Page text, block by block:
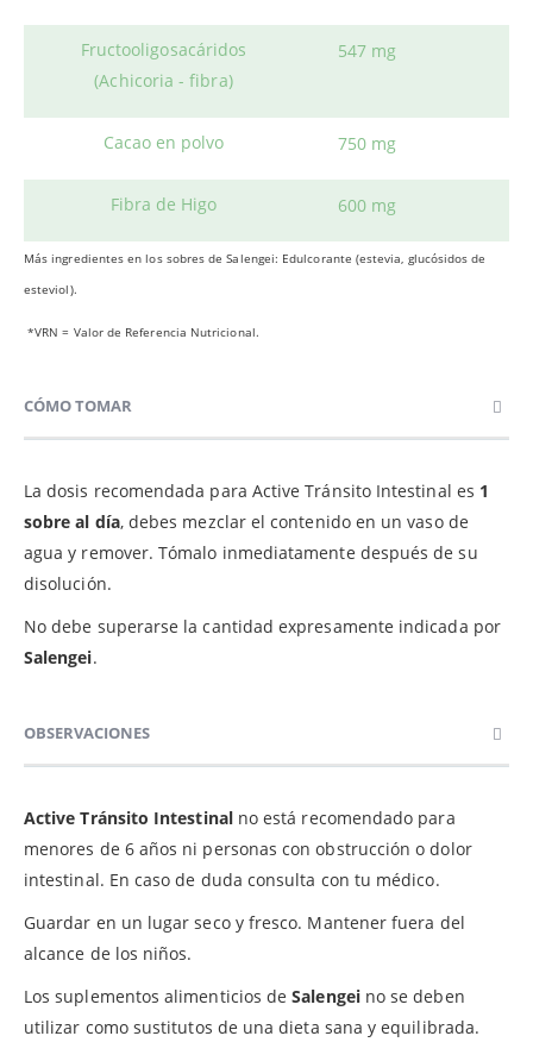
Fructooligosacáridos
(Achicoria - fibra)
547 mg
Cacao en polvo 750 mg
Fibra de Higo 600 mg
Más ingredientes en los sobres de Salengei: Edulcorante (estevia, glucósidos de
esteviol).
*VRN = Valor de Referencia Nutricional.
CÓMO TOMAR
La dosis recomendada para Active Tránsito Intestinal es 1
sobre al día, debes mezclar el contenido en un vaso de
agua y remover. Tómalo inmediatamente después de su
disolución.
No debe superarse la cantidad expresamente indicada por
Salengei.
OBSERVACIONES
Active Tránsito Intestinal no está recomendado para
menores de 6 años ni personas con obstrucción o dolor
intestinal. En caso de duda consulta con tu médico.
Guardar en un lugar seco y fresco. Mantener fuera del
alcance de los niños.
Los suplementos alimenticios deSalengeino se deben
utilizar como sustitutos de una dieta sana y equilibrada.